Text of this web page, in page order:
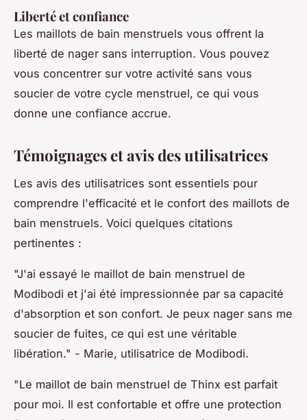
Liberté et confiance
Les maillots de bain menstruels vous offrent la
liberté de nager sans interruption. Vous pouvez
vous concentrer sur votre activité sans vous
soucier de votre cycle menstruel, ce qui vous
donne une confiance accrue.
Témoignages et avis des utilisatrices
Les avis des utilisatrices sont essentiels pour
comprendre l'efficacité et le confort des maillots de
bain menstruels. Voici quelques citations
pertinentes :
"J'ai essayé le maillot de bain menstruel de
Modibodi et j'ai été impressionnée par sa capacité
d'absorption et son confort. Je peux nager sans me
soucier de fuites, ce qui est une véritable
libération." - Marie, utilisatrice de Modibodi.
"Le maillot de bain menstruel de Thinx est parfait
pour moi. Il est confortable et offre une protection